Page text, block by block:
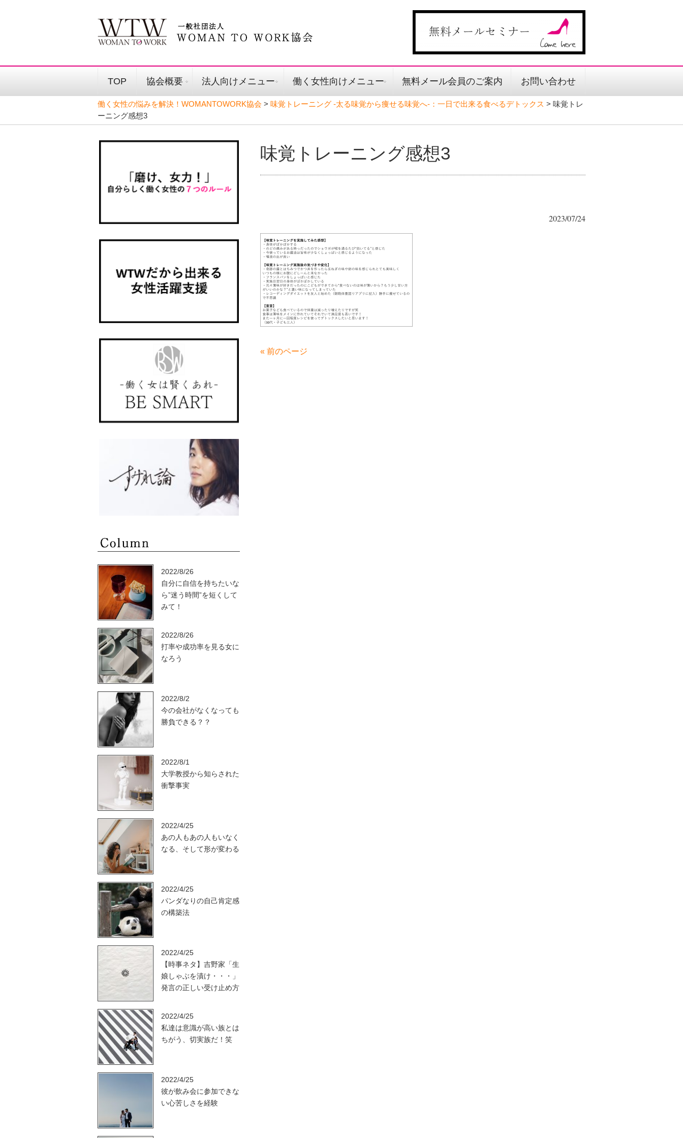
TOP 協会概要 法人向けメニュー 働く女性向けメニュー 無料メール会員のご案内 お問い合わせ
働く女性の悩みを解決！WOMANTOWORK協会 > 味覚トレーニング -太る味覚から痩せる味覚へ-：一日で出来る食べるデトックス > 味覚トレ
ーニング感想3
味覚トレーニング感想3
2023/07/24
« 前のページ
2022/8/26
自分に自信を持ちたいな
ら”迷う時間”を短くして
みて！
2022/8/26
打率や成功率を見る女に
なろう
2022/8/2
今の会社がなくなっても
勝負できる？？
2022/8/1
大学教授から知らされた
衝撃事実
2022/4/25
あの人もあの人もいなく
なる、そして形が変わる
2022/4/25
パンダなりの自己肯定感
の構築法
2022/4/25
【時事ネタ】吉野家「生
娘しゃぶを漬け・・・」
発言の正しい受け止め方
2022/4/25
私達は意識が高い族とは
ちがう、切実族だ！笑
2022/4/25
彼が飲み会に参加できな
い心苦しさを経験